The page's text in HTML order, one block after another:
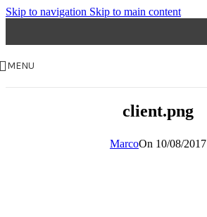
Skip to navigation Skip to main content
MENU
client.png
MarcoOn 10/08/2017